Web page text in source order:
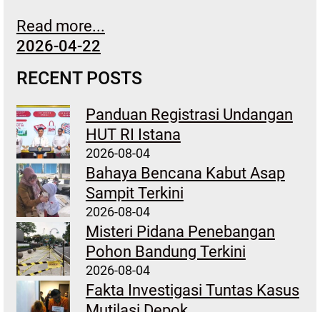
Read more...
2026-04-22
RECENT POSTS
Panduan Registrasi Undangan
HUT RI Istana
2026-08-04
Bahaya Bencana Kabut Asap
Sampit Terkini
2026-08-04
Misteri Pidana Penebangan
Pohon Bandung Terkini
2026-08-04
Fakta Investigasi Tuntas Kasus